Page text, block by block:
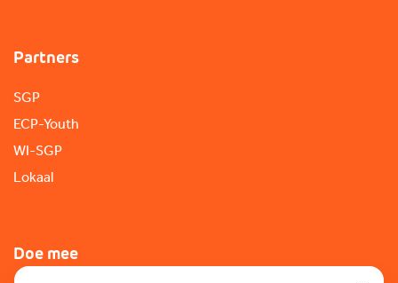
Partners
SGP
ECP-Youth
WI-SGP
Lokaal
Doe mee